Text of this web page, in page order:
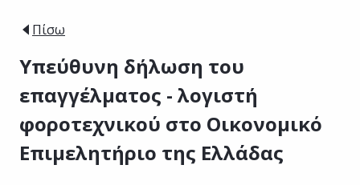
Πίσω
Υπεύθυνη δήλωση του
επαγγέλματος - λογιστή
φοροτεχνικού στο Οικονομικό
Επιμελητήριο της Ελλάδας